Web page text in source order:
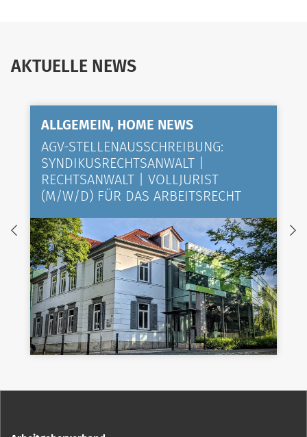
AKTUELLE NEWS
ALLGEMEIN, HOME NEWS
AGV-STELLENAUSSCHREIBUNG:
SYNDIKUSRECHTSANWALT |
RECHTSANWALT | VOLLJURIST
(M/W/D) FÜR DAS ARBEITSRECHT